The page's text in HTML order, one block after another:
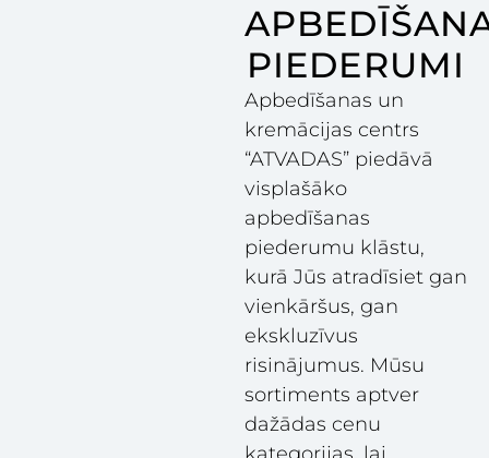
PIEDERUMI
Apbedīšanas un
kremācijas centrs
“ATVADAS” piedāvā
visplašāko
apbedīšanas
piederumu klāstu,
kurā Jūs atradīsiet gan
vienkāršus, gan
ekskluzīvus
risinājumus. Mūsu
sortiments aptver
dažādas cenu